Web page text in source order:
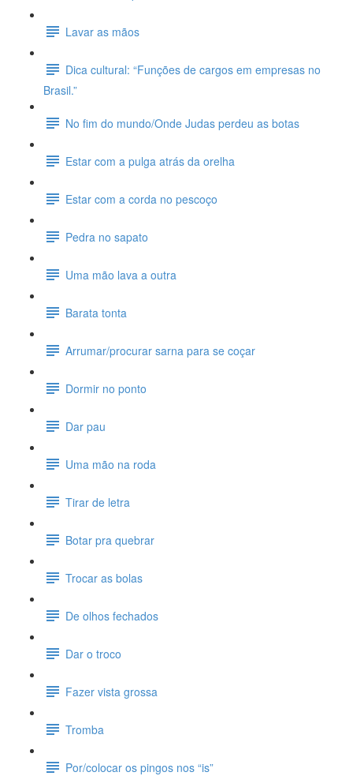
Lavar as mãos
Dica cultural: “Funções de cargos em empresas no
Brasil.”
No fim do mundo/Onde Judas perdeu as botas
Estar com a pulga atrás da orelha
Estar com a corda no pescoço
Pedra no sapato
Uma mão lava a outra
Barata tonta
Arrumar/procurar sarna para se coçar
Dormir no ponto
Dar pau
Uma mão na roda
Tirar de letra
Botar pra quebrar
Trocar as bolas
De olhos fechados
Dar o troco
Fazer vista grossa
Tromba
Por/colocar os pingos nos “is”